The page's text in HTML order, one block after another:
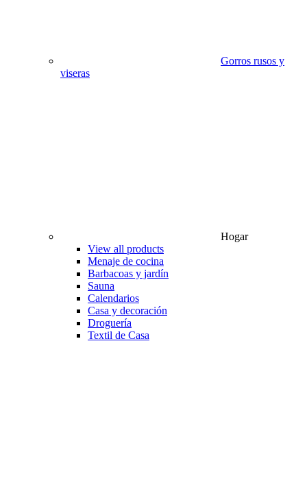
Gorros rusos y
viseras
Hogar
View all products
Menaje de cocina
Barbacoas y jardín
Sauna
Calendarios
Casa y decoración
Droguería
Textil de Casa